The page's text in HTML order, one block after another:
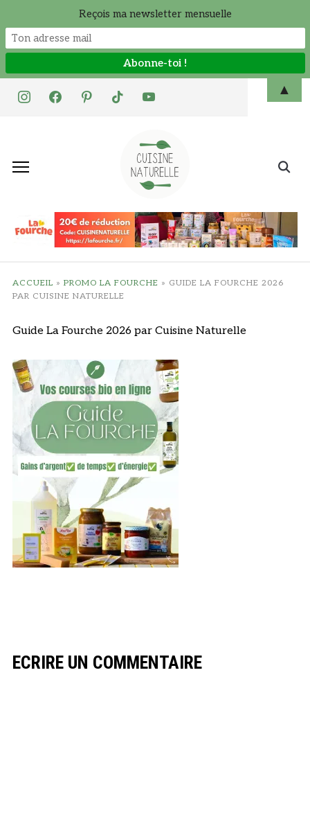
instagramfacebookpinteresttiktok youtube
Search
ACCUEIL » PROMO LA FOURCHE » GUIDE LA FOURCHE 2026
PAR CUISINE NATURELLE
Guide La Fourche 2026 par Cuisine Naturelle
ECRIRE UN COMMENTAIRE
Reçois ma newsletter mensuelle
▲